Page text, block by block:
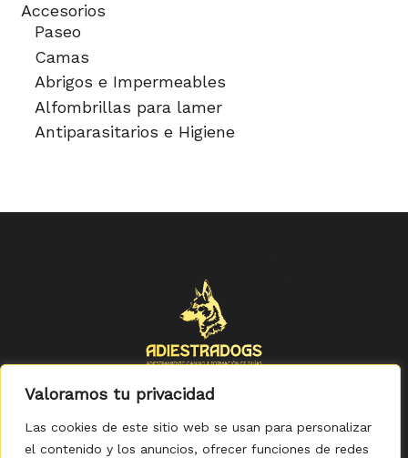
Valoramos tu privacidad
Las cookies de este sitio web se usan para personalizar
el contenido y los anuncios, ofrecer funciones de redes
Accesorios
Paseo
Camas
Abrigos e Impermeables
Alfombrillas para lamer
Antiparasitarios e Higiene